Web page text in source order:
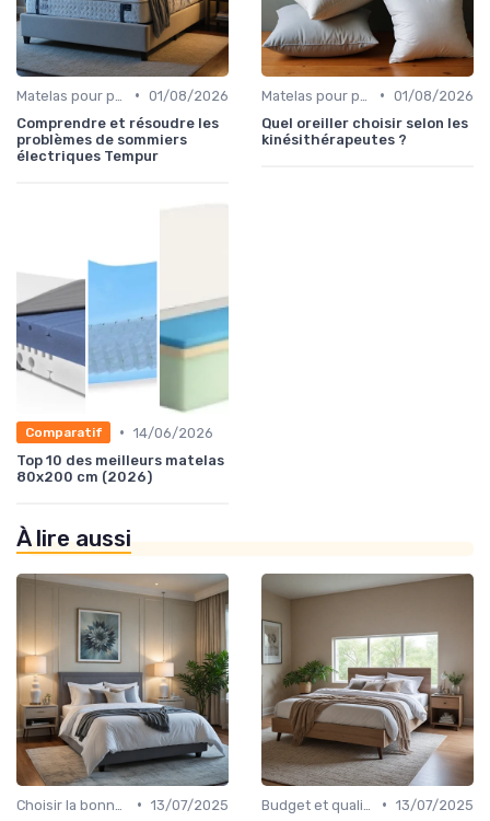
• 01/08/2026
Comprendre et résoudre les
problèmes de sommiers
électriques Tempur
• 01/08/2026
Quel oreiller choisir selon les
kinésithérapeutes ?
Comparatif • 14/06/2026
Top 10 des meilleurs matelas
80x200 cm (2026)
À lire aussi
• 13/07/2025
• 13/07/2025